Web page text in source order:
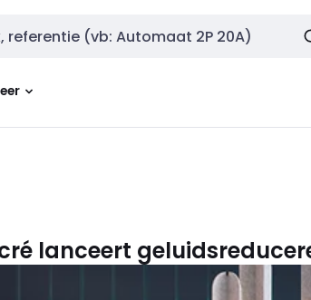
lanceert